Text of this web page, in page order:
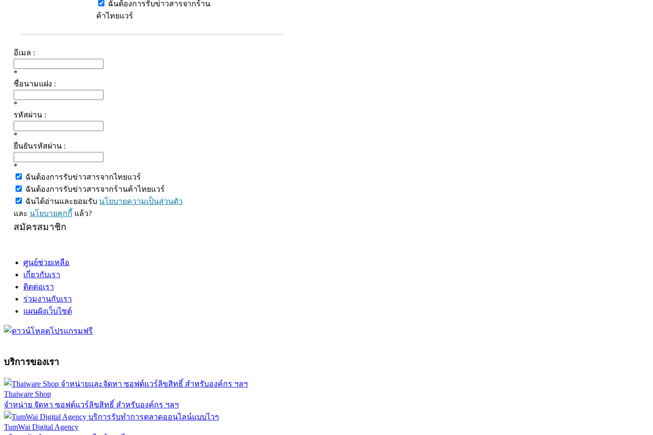
ฉันต้องการรับข่าวสารจากร้าน
ค้าไทยแวร์
อีเมล :
*
ชื่อนามแฝง :
*
รหัสผ่าน :
*
ยืนยันรหัสผ่าน :
*
ฉันต้องการรับข่าวสารจากไทยแวร์
ฉันต้องการรับข่าวสารจากร้านค้าไทยแวร์
ฉันได้อ่านและยอมรับ นโยบายความเป็นส่วนตัว
และ นโยบายคุกกี้ แล้ว?
สมัครสมาชิก
ศูนย์ช่วยเหลือ
เกี่ยวกับเรา
ติดต่อเรา
ร่วมงานกับเรา
แผนผังเว็บไซต์
บริการของเรา
Thaiware Shop
จำหน่าย จัดหา ซอฟต์แวร์ลิขสิทธิ์ สำหรับองค์กร ฯลฯ
TumWai Digital Agency